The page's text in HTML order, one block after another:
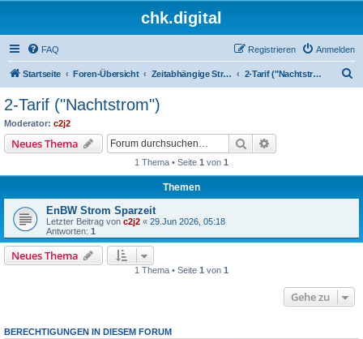
chk.digital
FAQ Anmelden
Registrieren
Startseite Foren-Übersicht Zeitabhängige Stromtarife 2-Tarif ("Nachtstrom")
2-Tarif ("Nachtstrom")
Moderator: c2j2
Neues Thema Suche
1 Thema • Seite 1 von 1
Themen
EnBW Strom Sparzeit
Letzter Beitrag von c2j2 « 29.Jun 2026, 05:18
Antworten: 1
Neues Thema
1 Thema • Seite 1 von 1
Gehe zu
BERECHTIGUNGEN IN DIESEM FORUM